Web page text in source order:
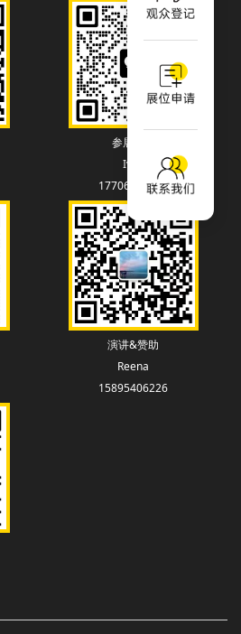
参展联系
Ivey
17706130838
演讲&赞助
Reena
15895406226